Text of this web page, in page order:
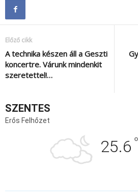
Előző cikk
A technika készen áll a Geszti
koncertre. Várunk mindenkit
szeretettel!…
SZENTES
Erős Felhőzet
25.6 °